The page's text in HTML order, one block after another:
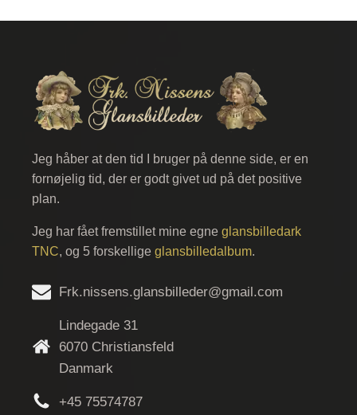
Jeg håber at den tid I bruger på denne side, er en
fornøjelig tid, der er godt givet ud på det positive
plan.
Jeg har fået fremstillet mine egne glansbilledark
TNC, og 5 forskellige glansbilledalbum.
Frk.nissens.glansbilleder@gmail.com
Lindegade 31
6070 Christiansfeld
Danmark
+45 75574787